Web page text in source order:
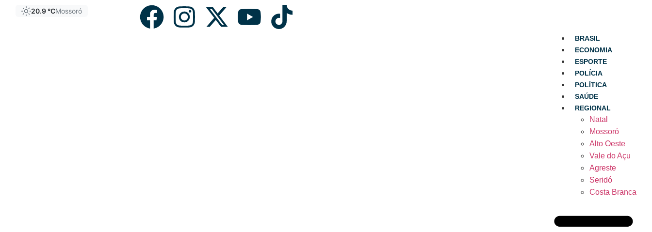
20.9 °CMossoró
BRASIL
ECONOMIA
ESPORTE
POLÍCIA
POLÍTICA
SAÚDE
REGIONAL
Natal
Mossoró
Alto Oeste
Vale do Açu
Agreste
Seridó
Costa Branca